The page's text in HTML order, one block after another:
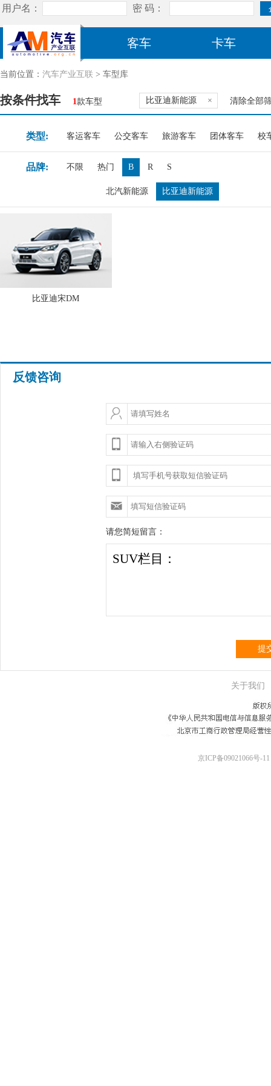
客车 卡车
当前位置： 汽车产业互联 > 车型库
按条件找车 1款车型 比亚迪新能源 × 清除全部
类型: 客运客车 公交客车 旅游客车 团体客车 校
品牌: 不限 热门 B R S
北汽新能源 比亚迪新能源
比亚迪宋DM
反馈咨询
请您简短留言：
提
关于我们
京ICP备09021066号-11